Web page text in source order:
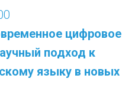
цифровое
подход к
языку в новых